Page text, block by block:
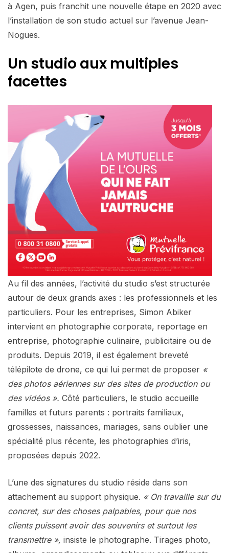
à Agen, puis franchit une nouvelle étape en 2020 avec
l’installation de son studio actuel sur l’avenue Jean-
Nogues.
Un studio aux multiples
facettes
Au fil des années, l’activité du studio s’est structurée
autour de deux grands axes : les professionnels et les
particuliers. Pour les entreprises, Simon Abiker
intervient en photographie corporate, reportage en
entreprise, photographie culinaire, publicitaire ou de
produits. Depuis 2019, il est également breveté
télépilote de drone, ce qui lui permet de proposer «
des photos aériennes sur des sites de production ou
des vidéos ». Côté particuliers, le studio accueille
familles et futurs parents : portraits familiaux,
grossesses, naissances, mariages, sans oublier une
spécialité plus récente, les photographies d’iris,
proposées depuis 2022.
L’une des signatures du studio réside dans son
attachement au support physique. « On travaille sur du
concret, sur des choses palpables, pour que nos
clients puissent avoir des souvenirs et surtout les
transmettre », insiste le photographe. Tirages photo,